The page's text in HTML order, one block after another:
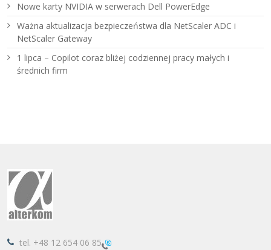
Nowe karty NVIDIA w serwerach Dell PowerEdge
Ważna aktualizacja bezpieczeństwa dla NetScaler ADC i
NetScaler Gateway
1 lipca – Copilot coraz bliżej codziennej pracy małych i
średnich firm
tel. +48 12 654 06 85